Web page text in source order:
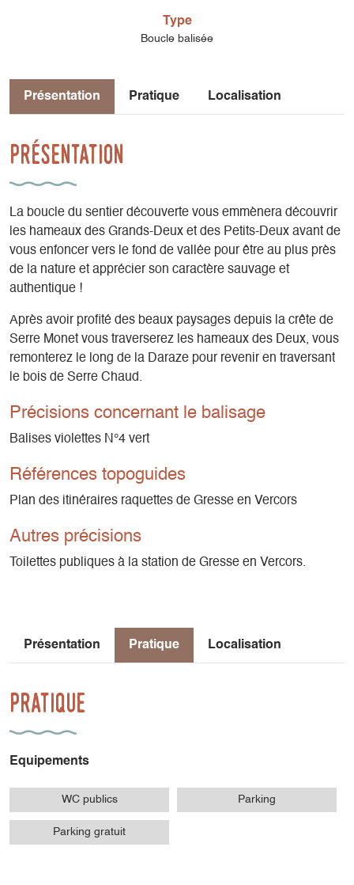
Type
Boucle balisée
Présentation Pratique Localisation
Présentation
La boucle du sentier découverte vous emmènera découvrir
les hameaux des Grands-Deux et des Petits-Deux avant de
vous enfoncer vers le fond de vallée pour être au plus près
de la nature et apprécier son caractère sauvage et
authentique !
Après avoir profité des beaux paysages depuis la crête de
Serre Monet vous traverserez les hameaux des Deux, vous
remonterez le long de la Daraze pour revenir en traversant
le bois de Serre Chaud.
Précisions concernant le balisage
Balises violettes N°4 vert
Références topoguides
Plan des itinéraires raquettes de Gresse en Vercors
Autres précisions
Toilettes publiques à la station de Gresse en Vercors.
Présentation Pratique Localisation
Pratique
Equipements
WC publics Parking
Parking gratuit